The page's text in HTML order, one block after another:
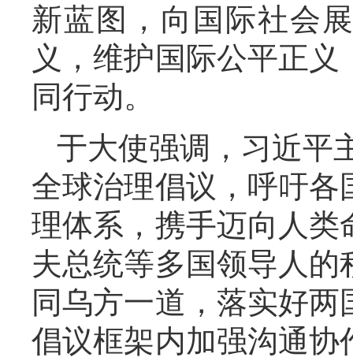
新蓝图，向国际社会
义，维护国际公平正
同行动。
于大使强调，习近平
全球治理倡议，呼吁
理体系，携手迈向人
夫总统等多国领导人
同乌方一道，落实好
倡议框架内加强沟通